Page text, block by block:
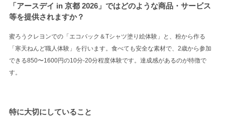
「アースデイ in 京都 2026」ではどのような商品・サービス
等を提供されますか？
蜜ろうクレヨンでの「エコバック＆Tシャツ塗り絵体験」と、粉から作る
「寒天ねんど職人体験」を行います。食べても安全な素材で、2歳から参加
できる850〜1600円の10分‐20分程度体験です。達成感があるのが特徴で
す。
特に大切にしていること